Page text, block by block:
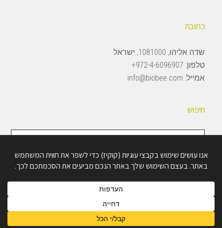
כתובת
שדה אליהו, 1081000, ישראל
טלפון: 972-4-6096907+
אמייל: info@biobee.com
חיפוש
חיפוש